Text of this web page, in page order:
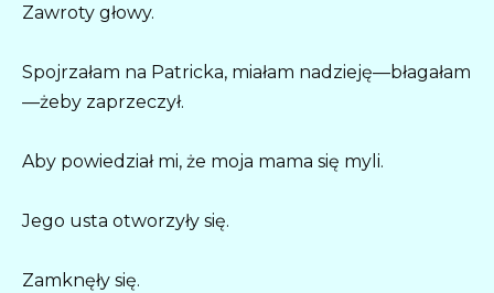
Zawroty głowy.
Spojrzałam na Patricka, miałam nadzieję—błagałam
—żeby zaprzeczył.
Aby powiedział mi, że moja mama się myli.
Jego usta otworzyły się.
Zamknęły się.